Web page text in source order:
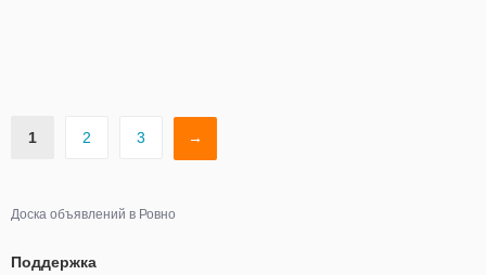
1 2 3 →
Доска объявлений в Ровно
Поддержка